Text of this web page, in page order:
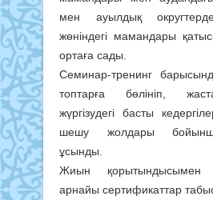
мен ауылдық
жөніндегі мамандары
ортаға сады.
Семинар-тренинг
топтарға бөлініп,
жүргізудегі басты
шешу жолдары
ұсынды.
Жиын қорытындысымен
арнайы сертификаттар